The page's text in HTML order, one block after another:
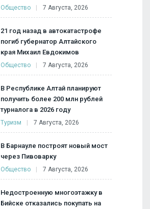
Общество 7 Августа, 2026
21 год назад в автокатастрофе
погиб губернатор Алтайского
края Михаил Евдокимов
Общество 7 Августа, 2026
В Республике Алтай планируют
получить более 200 млн рублей
турналога в 2026 году
Туризм 7 Августа, 2026
В Барнауле построят новый мост
через Пивоварку
Общество 7 Августа, 2026
Недостроенную многоэтажку в
Бийске отказались покупать на